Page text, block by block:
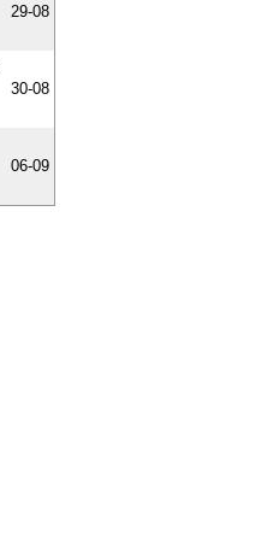
29-08
30-08
06-09